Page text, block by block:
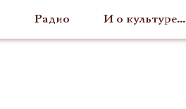
Радио И о культуре...